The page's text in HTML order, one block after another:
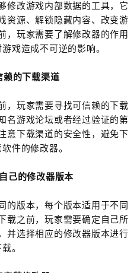
修改游戏内部数据的工具，它
资源、解锁隐藏内容、改变游
，玩家需要了解修改器的作用
戏造成不可逆的影响。
赖的下载渠道
，玩家需要寻找可信赖的下载
名游戏论坛或者经过验证的第
意下载渠道的安全性，避免下
件的修改器。
己的修改器版本
的版本，每个版本适用于不同
载之前，玩家需要确定自己所
并选择相应的修改器版本进行
。